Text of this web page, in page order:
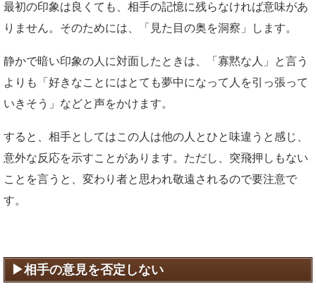
最初の印象は良くても、相手の記憶に残らなければ意味があ
りません。そのためには、「見た目の奥を洞察」します。
静かで暗い印象の人に対面したときは、「寡黙な人」と言う
よりも「好きなことにはとても夢中になって人を引っ張って
いきそう」などと声をかけます。
すると、相手としてはこの人は他の人とひと味違うと感じ、
意外な反応を示すことがあります。ただし、突飛押しもない
ことを言うと、変わり者と思われ敬遠されるので要注意で
す。
相手の意見を否定しない